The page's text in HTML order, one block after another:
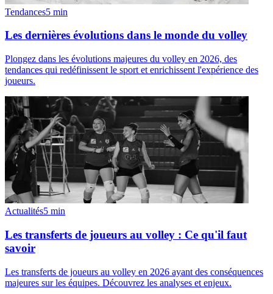
Tendances5 min
Les dernières évolutions dans le monde du volley
Plongez dans les évolutions majeures du volley en 2026, des
tendances qui redéfinissent le sport et enrichissent l'expérience des
joueurs.
Actualités5 min
Les transferts de joueurs au volley : Ce qu'il faut
savoir
Les transferts de joueurs au volley en 2026 ayant des conséquences
majeures sur les équipes. Découvrez les analyses et enjeux.